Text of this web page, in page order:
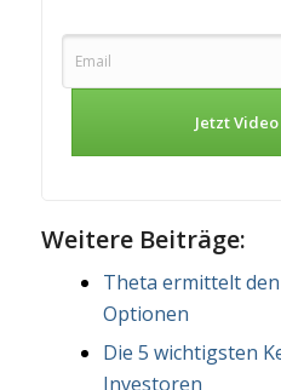
Jetzt
Weitere Beiträge:
Theta ermittelt
Optionen
Die 5 wichtigsten
Investoren